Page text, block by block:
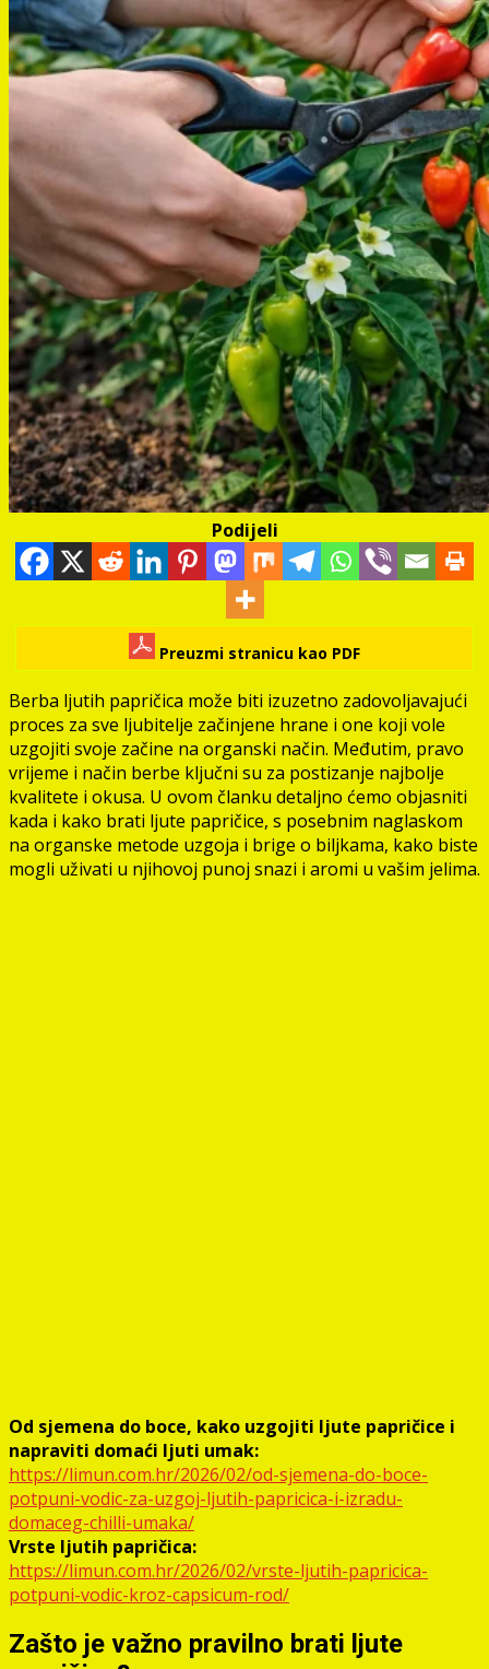
Podijeli
Preuzmi stranicu kao PDF
Berba ljutih papričica može biti izuzetno zadovoljavajući
proces za sve ljubitelje začinjene hrane i one koji vole
uzgojiti svoje začine na organski način. Međutim, pravo
vrijeme i način berbe ključni su za postizanje najbolje
kvalitete i okusa. U ovom članku detaljno ćemo objasniti
kada i kako brati ljute papričice, s posebnim naglaskom
na organske metode uzgoja i brige o biljkama, kako biste
mogli uživati u njihovoj punoj snazi i aromi u vašim jelima.
Od sjemena do boce, kako uzgojiti ljute papričice i
napraviti domaći ljuti umak:
https://limun.com.hr/2026/02/od-sjemena-do-boce-
potpuni-vodic-za-uzgoj-ljutih-papricica-i-izradu-
domaceg-chilli-umaka/
Vrste ljutih papričica:
https://limun.com.hr/2026/02/vrste-ljutih-papricica-
potpuni-vodic-kroz-capsicum-rod/
Zašto je važno pravilno brati ljute